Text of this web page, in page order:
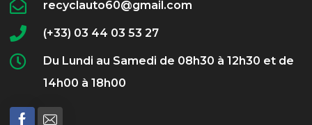
recyclauto60@gmail.com
(+33) 03 44 03 53 27
Du Lundi au Samedi de 08h30 à 12h30 et de
14h00 à 18h00